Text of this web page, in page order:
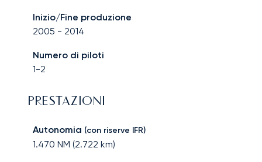
Inizio/Fine produzione
2005 - 2014
Numero di piloti
1-2
PRESTAZIONI
Autonomia (con riserve IFR)
1.470 NM (2.722 km)